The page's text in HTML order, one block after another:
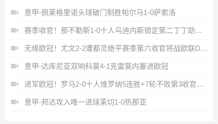
意甲-佩莱格里诺头球破门制胜帕尔马1-0萨索洛
赛季收官！那不勒斯1-0十人乌迪内斯锁定第二丁丁助攻霍伊伦制胜
无缘欧冠！尤文2-2遭都灵绝平赛季第六收官将战欧联DV9双响
意甲-达库尼亚双响科莫4-1克雷莫内塞进欧冠
进军欧冠！罗马2-0十人维罗纳5连胜+7轮不败第3收官迪巴拉2助攻
意甲-邦达攻入唯一进球莱切1-0热那亚